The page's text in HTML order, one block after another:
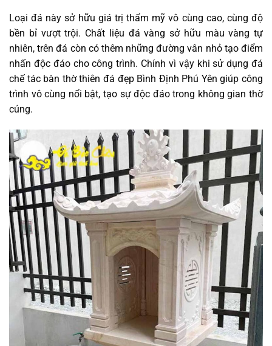
Loại đá này sở hữu giá trị thẩm mỹ vô cùng cao, cùng độ
bền bỉ vượt trội. Chất liệu đá vàng sở hữu màu vàng tự
nhiên, trên đá còn có thêm những đường vân nhỏ tạo điểm
nhấn độc đáo cho công trình. Chính vì vậy khi sử dụng đá
chế tác bàn thờ thiên đá đẹp Bình Định Phú Yên giúp công
trình vô cùng nổi bật, tạo sự độc đáo trong không gian thờ
cúng.